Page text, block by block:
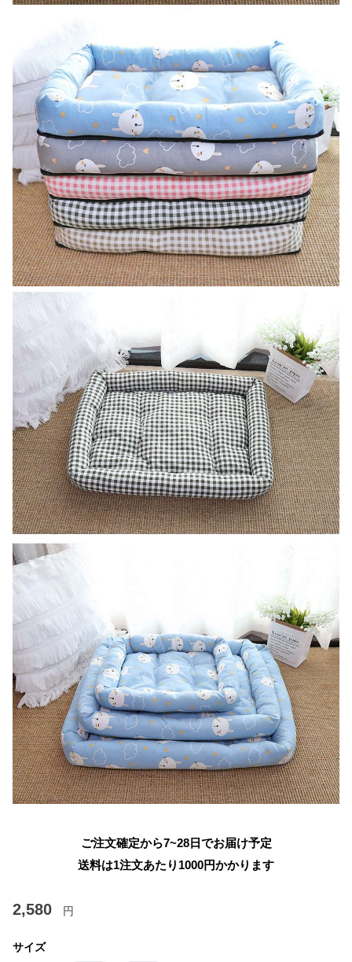
ご注文確定から7~28日でお届け予定
送料は1注文あたり 1000円かかります
2,580 円
サイズ